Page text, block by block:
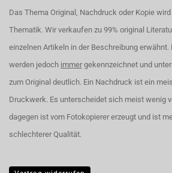
Das Thema Original, Nachdruck oder Kopie
Thematik. Wir verkaufen zu 99% original
einzelnen Artikeln in der Beschreibung
werden jedoch immer gekennzeichnet und
zum Original deutlich. Ein Nachdruck ist ein
Druckwerk. Es unterscheidet sich meist wenig
dagegen ist vom Fotokopierer erzeugt und ist
schlechterer Qualität.